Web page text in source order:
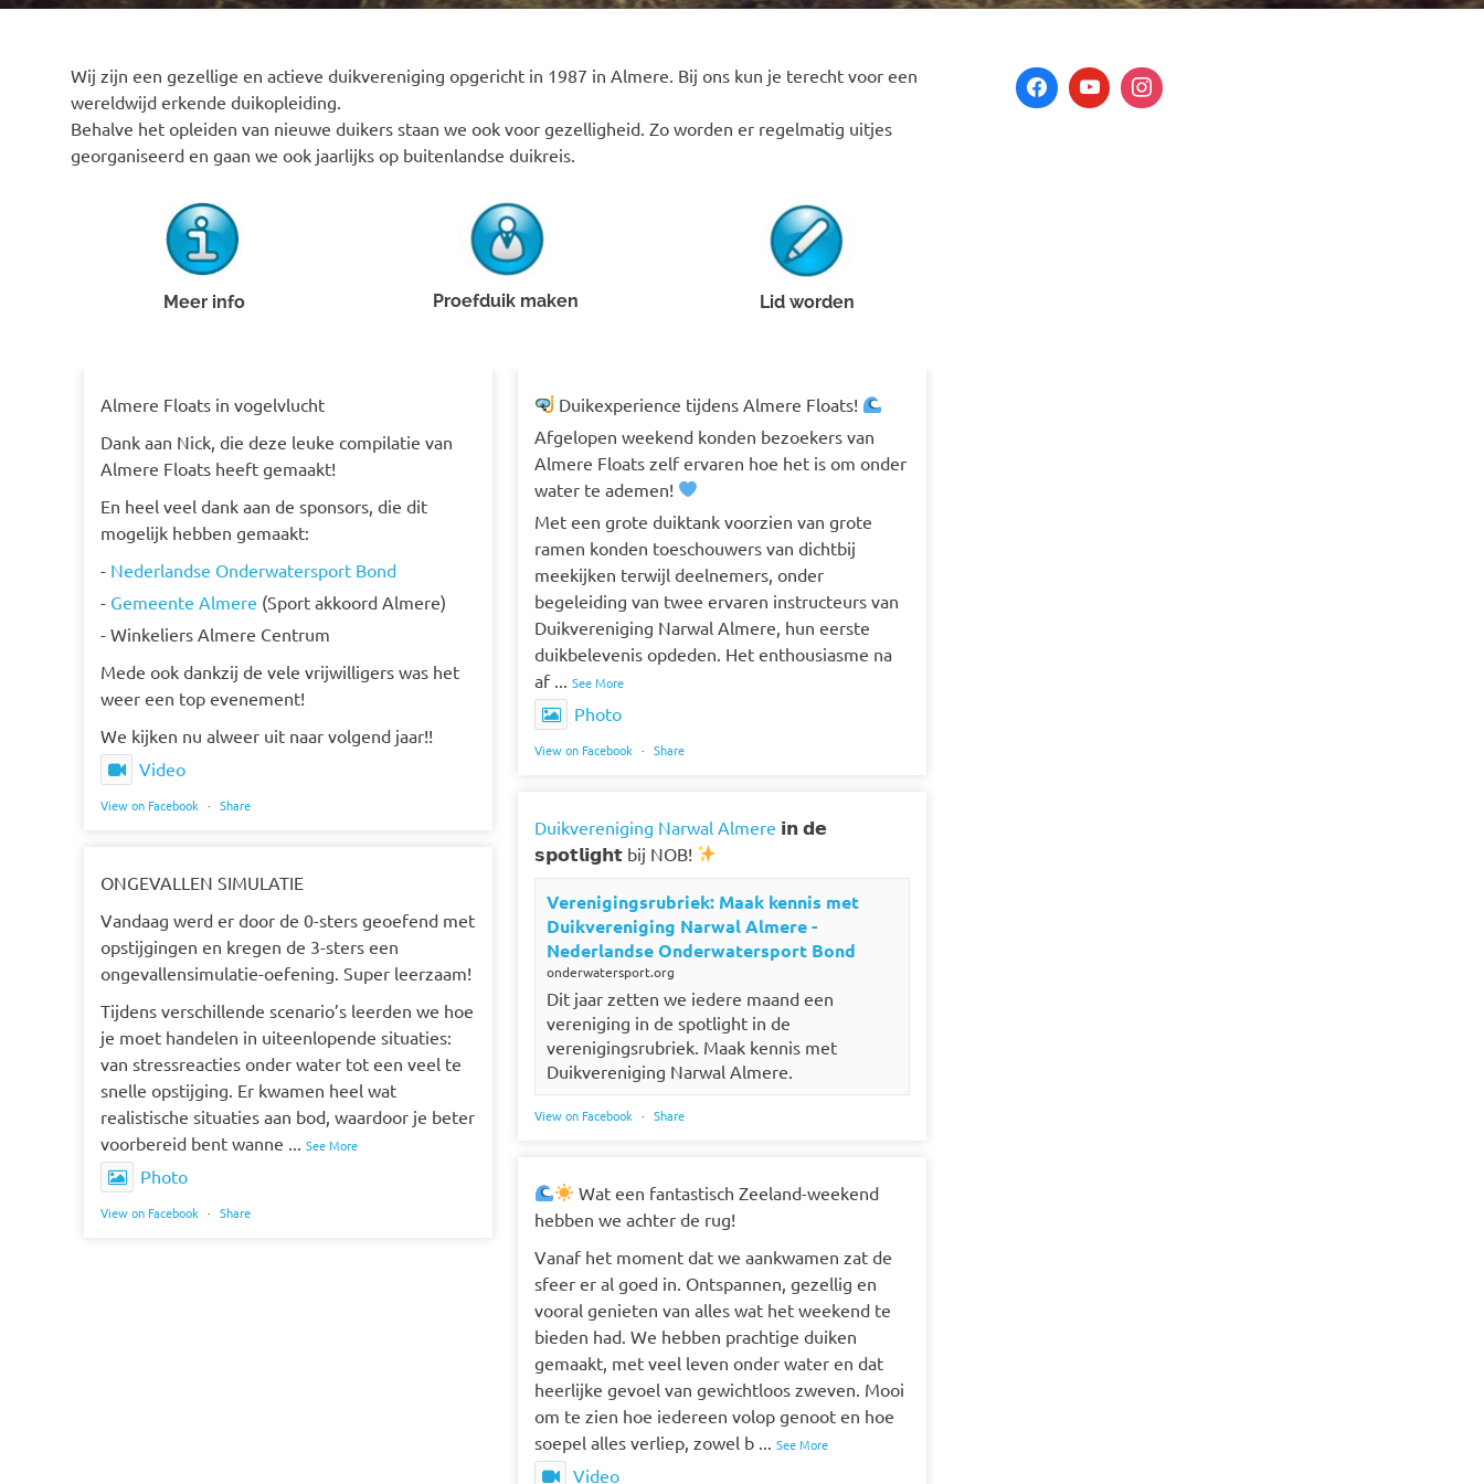
Wij zijn een gezellige en actieve duikvereniging opgericht in 1987 in Almere. Bij ons kun je terecht voor een
wereldwijd erkende duikopleiding.
Behalve het opleiden van nieuwe duikers staan we ook voor gezelligheid. Zo worden er regelmatig uitjes
georganiseerd en gaan we ook jaarlijks op buitenlandse duikreis.
Meer info Proefduik maken Lid worden
Almere Floats in vogelvlucht
Dank aan Nick, die deze leuke compilatie van
Almere Floats heeft gemaakt!
En heel veel dank aan de sponsors, die dit
mogelijk hebben gemaakt:
- Nederlandse Onderwatersport Bond
- Gemeente Almere (Sport akkoord Almere)
- Winkeliers Almere Centrum
Mede ook dankzij de vele vrijwilligers was het
weer een top evenement!
We kijken nu alweer uit naar volgend jaar!!
Video
View on Facebook · Share
Duikexperience tijdens Almere Floats!
Afgelopen weekend konden bezoekers van
Almere Floats zelf ervaren hoe het is om onder
water te ademen!
Met een grote duiktank voorzien van grote
ramen konden toeschouwers van dichtbij
meekijken terwijl deelnemers, onder
begeleiding van twee ervaren instructeurs van
Duikvereniging Narwal Almere, hun eerste
duikbelevenis opdeden. Het enthousiasme na
af
See More
Photo
View on Facebook · Share
Duikvereniging Narwal Almere 𝗶𝗻 𝗱𝗲
𝘀𝗽𝗼𝘁𝗹𝗶𝗴𝗵𝘁 bij NOB!
Verenigingsrubriek: Maak kennis met
Duikvereniging Narwal Almere -
Nederlandse Onderwatersport Bond
onderwatersport.org
Dit jaar zetten we iedere maand een
vereniging in de spotlight in de
verenigingsrubriek. Maak kennis met
Duikvereniging Narwal Almere.
View on Facebook · Share
ONGEVALLEN SIMULATIE
Vandaag werd er door de 0-sters geoefend met
opstijgingen en kregen de 3-sters een
ongevallensimulatie-oefening. Super leerzaam!
Tijdens verschillende scenario’s leerden we hoe
je moet handelen in uiteenlopende situaties:
van stressreacties onder water tot een veel te
snelle opstijging. Er kwamen heel wat
realistische situaties aan bod, waardoor je beter
voorbereid bent wanne
See More
Photo
View on Facebook · Share
Wat een fantastisch Zeeland-weekend
hebben we achter de rug!
Vanaf het moment dat we aankwamen zat de
sfeer er al goed in. Ontspannen, gezellig en
vooral genieten van alles wat het weekend te
bieden had. We hebben prachtige duiken
gemaakt, met veel leven onder water en dat
heerlijke gevoel van gewichtloos zweven. Mooi
om te zien hoe iedereen volop genoot en hoe
soepel alles verliep, zowel b
See More
Video